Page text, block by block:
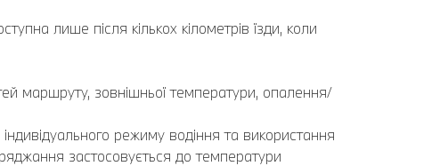
лише після кількох кілометрів їзди, коли
маршруту, зовнішньої температури, опалення/
режиму водіння та використання
застосовується до температури